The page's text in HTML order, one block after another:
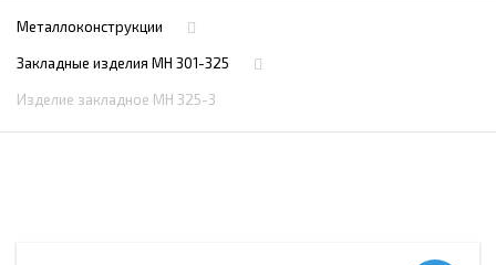
Металлоконструкции
Закладные изделия МН 301-325
Изделие закладное МН 325-3